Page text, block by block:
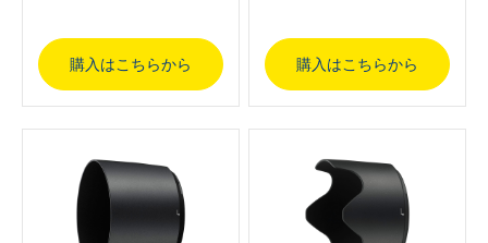
購入はこちらから 購入はこちらから